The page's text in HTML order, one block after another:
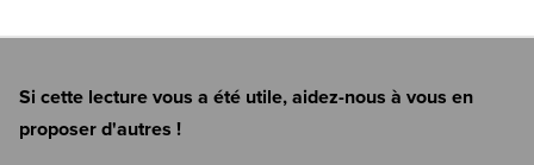
Si cette lecture vous a été utile, aidez-nous à vous en
proposer d'autres !